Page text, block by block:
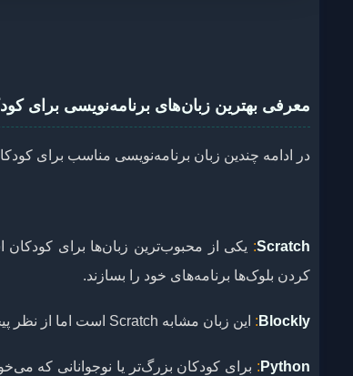
معرفی بهترین زبان‌های برنامه‌نویسی برای
در ادامه چندین زبان برنامه‌نویسی مناسب برای
Scratch
: یکی از محبوب‌ترین زبان‌ها برای
کردن بلوک‌ها برنامه‌های خود را بسازند.
Blockly
: این زبان مشابه Scratch است اما از نظر پیچیدگی کمی بیشتر است و برای کودکان بزرگ‌تر مناسب‌تر است.
Python
: